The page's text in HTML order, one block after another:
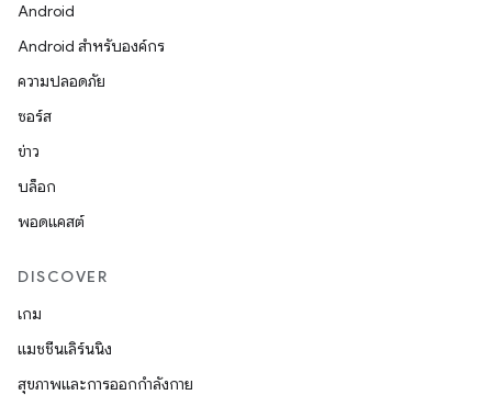
Android
Android สำหรับองค์กร
ความปลอดภัย
ซอร์ส
ข่าว
บล็อก
พอดแคสต์
DISCOVER
เกม
แมชชีนเลิร์นนิง
สุขภาพและการออกกำลังกาย